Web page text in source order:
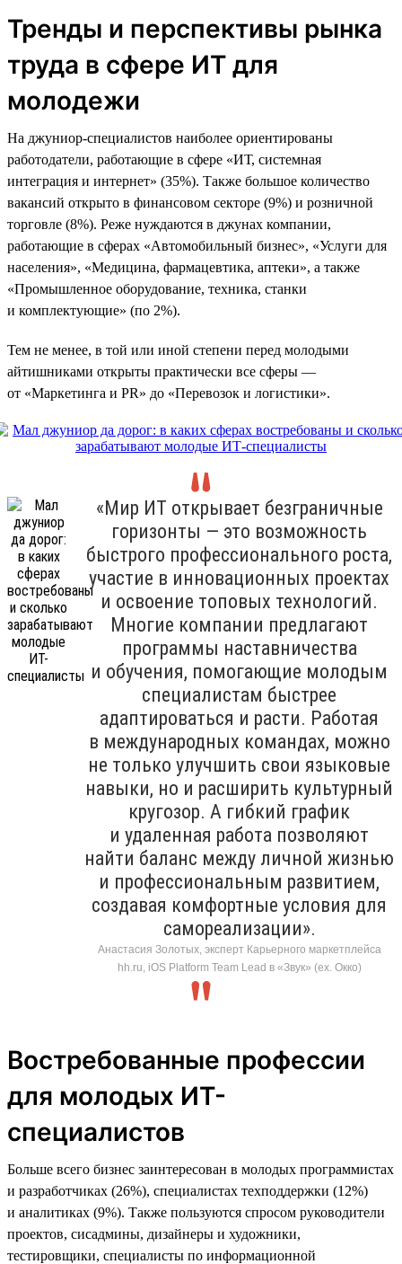
Тренды и перспективы рынка
труда в сфере ИТ для
молодежи
На джуниор-специалистов наиболее ориентированы
работодатели, работающие в сфере «ИТ, системная
интеграция и интернет» (35%). Также большое количество
вакансий открыто в финансовом секторе (9%) и розничной
торговле (8%). Реже нуждаются в джунах компании,
работающие в сферах «Автомобильный бизнес», «Услуги для
населения», «Медицина, фармацевтика, аптеки», а также
«Промышленное оборудование, техника, станки
и комплектующие» (по 2%).
Тем не менее, в той или иной степени перед молодыми
айтишниками открыты практически все сферы —
от «Маркетинга и PR» до «Перевозок и логистики».
«Мир ИТ открывает безграничные
горизонты — это возможность
быстрого профессионального роста,
участие в инновационных проектах
и освоение топовых технологий.
Многие компании предлагают
программы наставничества
и обучения, помогающие молодым
специалистам быстрее
адаптироваться и расти. Работая
в международных командах, можно
не только улучшить свои языковые
навыки, но и расширить культурный
кругозор. А гибкий график
и удаленная работа позволяют
найти баланс между личной жизнью
и профессиональным развитием,
создавая комфортные условия для
самореализации».
Анастасия Золотых, эксперт Карьерного маркетплейса
hh.ru, iOS Platform Team Lead в «Звук» (ex. Окко)
Востребованные профессии
для молодых ИТ-
специалистов
Больше всего бизнес заинтересован в молодых программистах
и разработчиках (26%), специалистах техподдержки (12%)
и аналитиках (9%). Также пользуются спросом руководители
проектов, сисадмины, дизайнеры и художники,
тестировщики, специалисты по информационной